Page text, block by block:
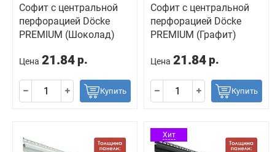
Софит с центральной
перфорацией Döcke
PREMIUM (Шоколад)
Цена 21.84 р.
Купить
Софит с центральной
перфорацией Döcke
PREMIUM (Графит)
Цена 21.84 р.
Купить
Хит